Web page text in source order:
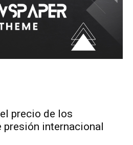
precio de los
internacional